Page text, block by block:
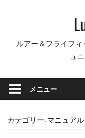
ルアー＆フライフ
ュ
メニュー
カテゴリー:マニュアル